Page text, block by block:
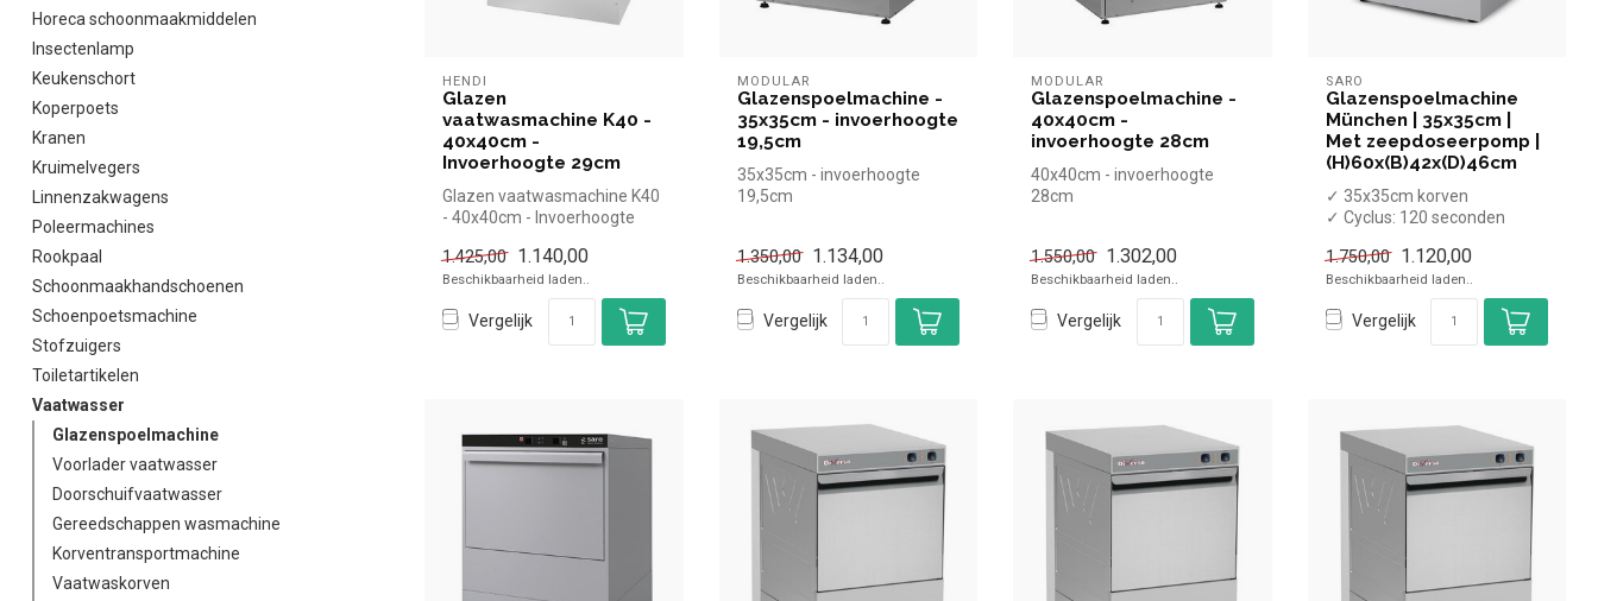
Horeca schoonmaakmiddelen
Insectenlamp
Keukenschort
Koperpoets
Kranen
Kruimelvegers
Linnenzakwagens
Poleermachines
Rookpaal
Schoonmaakhandschoenen
Schoenpoetsmachine
Stofzuigers
Toiletartikelen
Vaatwasser
Glazenspoelmachine
Voorlader vaatwasser
Doorschuifvaatwasser
Gereedschappen wasmachine
Korventransportmachine
Vaatwaskorven
HENDI
Glazen
vaatwasmachine K40 -
40x40cm -
Invoerhoogte 29cm
Glazen vaatwasmachine K40
- 40x40cm - Invoerhoogte
1.425,00 1.140,00
Beschikbaarheid laden..
Vergelijk
MODULAR
Glazenspoelmachine -
35x35cm - invoerhoogte
19,5cm
35x35cm - invoerhoogte
19,5cm
1.350,00 1.134,00
Beschikbaarheid laden..
Vergelijk
MODULAR
Glazenspoelmachine -
40x40cm -
invoerhoogte 28cm
40x40cm - invoerhoogte
28cm
1.550,00 1.302,00
Beschikbaarheid laden..
Vergelijk
SARO
Glazenspoelmachine
München | 35x35cm |
Met zeepdoseerpomp |
(H)60x(B)42x(D)46cm
✓ 35x35cm korven
✓ Cyclus: 120 seconden
zeepdoseerpomp...
1.750,00 1.120,00
Beschikbaarheid laden..
Vergelijk